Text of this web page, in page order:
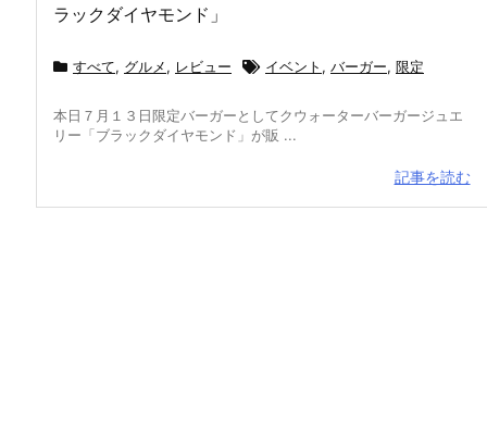
ラックダイヤモンド」
すべて, グルメ, レビュー イベント , バーガー, 限定
本日７月１３日限定バーガーとしてクウォーターバーガージュエ
リー「ブラックダイヤモンド」が販 ...
記事を読む